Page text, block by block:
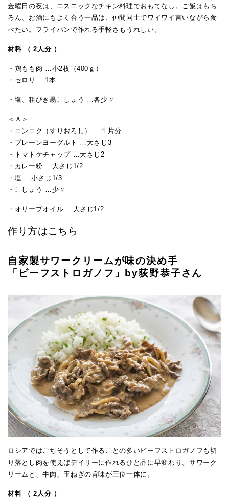
金曜日の夜は、エスニックなチキン料理でおもてなし。ご飯はもち
ろん、お酒にもよく合う一品は、仲間同士でワイワイ言いながら食
べたい。フライパンで作れる手軽さもうれしい。
材料 （ 2人分 ）
・鶏もも肉 …小2枚（400ｇ）
・セロリ …1本
・塩、粗びき黒こしょう …各少々
＜Ａ＞
・ニンニク（すりおろし） …１片分
・プレーンヨーグルト …大さじ3
・トマトケチャップ …大さじ2
・カレー粉 …大さじ1/2
・塩 …小さじ1/3
・こしょう …少々
・オリーブオイル …大さじ1/2
作り方はこちら
自家製サワークリームが味の決め手
「ビーフストロガノフ」by荻野恭子さん
ロシアではごちそうとして作ることの多いビーフストロガノフも切
り落とし肉を使えばデイリーに作れるひと品に早変わり。サワーク
リームと、牛肉、玉ねぎの旨味が三位一体に。
材料 （ 2人分 ）